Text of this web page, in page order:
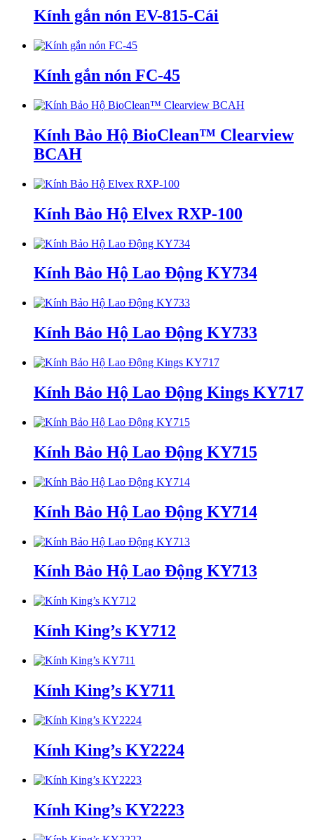
Kính gắn nón EV-815-Cái
Kính gắn nón FC-45
Kính Bảo Hộ BioClean™ Clearview
BCAH
Kính Bảo Hộ Elvex RXP-100
Kính Bảo Hộ Lao Động KY734
Kính Bảo Hộ Lao Động KY733
Kính Bảo Hộ Lao Động Kings KY717
Kính Bảo Hộ Lao Động KY715
Kính Bảo Hộ Lao Động KY714
Kính Bảo Hộ Lao Động KY713
Kính King’s KY712
Kính King’s KY711
Kính King’s KY2224
Kính King’s KY2223